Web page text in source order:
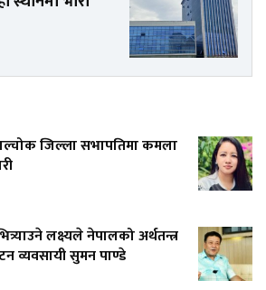
जिल्ला सभापतिमा कमला
लक्ष्यले नेपालको अर्थतन्त्र
व्यवसायी सुमन पाण्डे